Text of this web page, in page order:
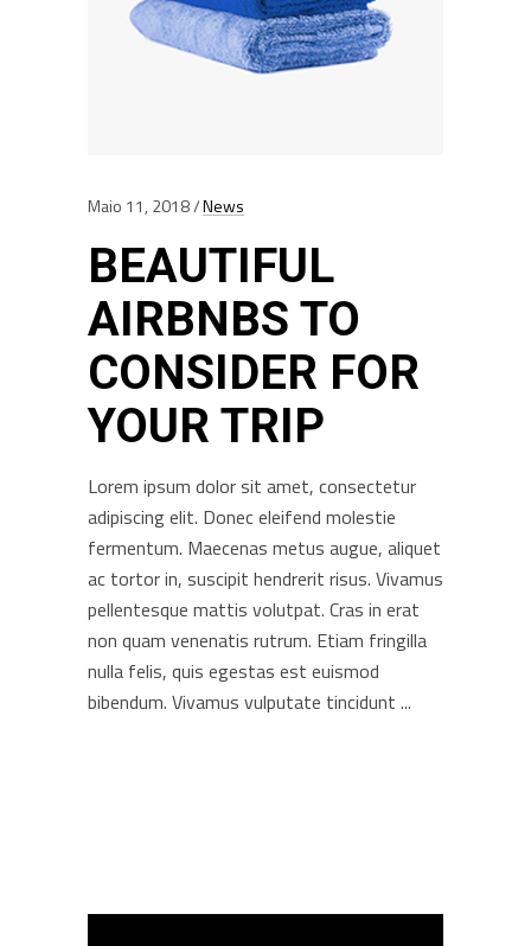
Maio 11, 2018 News
BEAUTIFUL
AIRBNBS TO
CONSIDER FOR
YOUR TRIP
Lorem ipsum dolor sit amet, consectetur
adipiscing elit. Donec eleifend molestie
fermentum. Maecenas metus augue, aliquet
ac tortor in, suscipit hendrerit risus. Vivamus
pellentesque mattis volutpat. Cras in erat
non quam venenatis rutrum. Etiam fringilla
nulla felis, quis egestas est euismod
bibendum. Vivamus vulputate tincidunt